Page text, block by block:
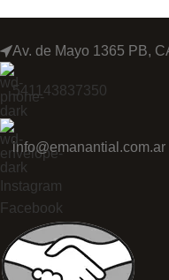
Av. de Mayo 1365 PB,
541143837350
info@emanantial.com.ar
Instagram
Facebook